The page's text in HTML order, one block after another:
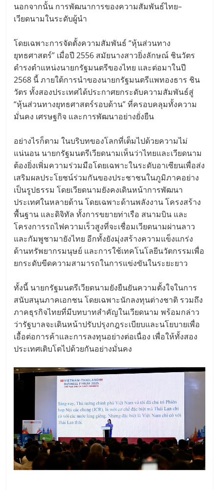
นอกจากนั้น การพัฒนาการของความสัมพันธ์ไทย–
เวียดนามในระดับผู้นำ
โดยเฉพาะการจัดตั้งความสัมพันธ์ “หุ้นส่วนทาง
ยุทธศาสตร์” เมื่อปี 2556 สมัยนางสาวยิ่งลักษณ์ ชินวัตร
ดำรงตำแหน่งนายกรัฐมนตรีของไทย และต่อมาในปี
2568 นี้ ภายใต้การนำของนายกรัฐมนตรีแพทองธาร ชิน
วัตร ทั้งสองประเทศได้ประกาศยกระดับความสัมพันธ์สู่
“หุ้นส่วนทางยุทธศาสตร์รอบด้าน” ที่ครอบคลุมทั้งความ
มั่นคง เศรษฐกิจ และการพัฒนาอย่างยั่งยืน
อย่างไรก็ตาม ในบริบทของโลกที่เต็มไปด้วยความไม่
แน่นอน นายกรัฐมนตรีเวียดนามเห็นว่าไทยและเวียดนาม
ต้องยิ่งเพิ่มความร่วมมือโดยเฉพาะในระดับอาเซียนเพื่อส่ง
เสริมผลประโยชน์ร่วมกันของประชาชนในภูมิภาคอย่าง
เป็นรูปธรรม โดยเวียดนามยังคงเดินหน้าการพัฒนา
ประเทศในหลายด้าน โดยเฉพาะด้านพลังงาน โครงสร้าง
พื้นฐาน และดิจิทัล ทั้งการขยายท่าเรือ สนามบิน และ
โครงการรถไฟความเร็วสูงที่จะเชื่อมเวียดนามผ่านลาว
และกัมพูชามายังไทย อีกทั้งยังมุ่งสร้างความแข็งแกร่ง
ด้านทรัพยากรมนุษย์ และการใช้เทคโนโลยีนวัตกรรมเพื่อ
ยกระดับขีดความสามารถในการแข่งขันในระยะยาว
ทั้งนี้ นายกรัฐมนตรีเวียดนามยังยืนยันความตั้งใจในการ
สนับสนุนภาคเอกชน โดยเฉพาะนักลงทุนต่างชาติ รวมถึง
ภาคธุรกิจไทยที่มีบทบาทสำคัญในเวียดนาม พร้อมกล่าว
ว่ารัฐบาลจะเดินหน้าปรับปรุงกฎระเบียบและนโยบายเพื่อ
เอื้อต่อการค้าและการลงทุนอย่างต่อเนื่อง เพื่อให้ทั้งสอง
ประเทศเติบโตไปด้วยกันอย่างมั่นคง